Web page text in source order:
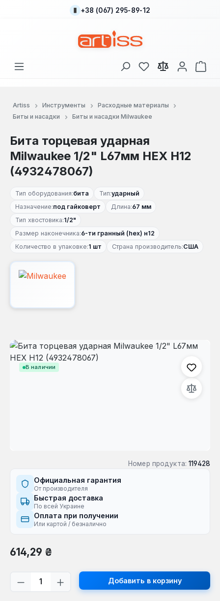
Перейти к основному содержанию
+38 (067) 295-89-12
У вас есть товары
В
Artiss Инструменты
Расходные материалы
Биты и насадки
Биты и насадки Milwaukee
Бита торцевая ударная
Milwaukee 1/2" L67мм HEX H12
(4932478067)
Тип оборудования:бита Тип:ударный
Назначение:под гайковерт Длина:67 мм
Тип хвостовика:1/2"
Размер наконечника:6-ти гранный (hex) н12
Количество в упаковке:1 шт Страна производитель:США
В наличии
Пропустить галерею изображений
Номер продукта: 119428
Официальная гарантия
От производителя
Быстрая доставка
По всей Украине
Оплата при получении
Или картой / безналично
Обычная цена:
614,29 ₴
Количество продукта: введите
Добавить в корзину